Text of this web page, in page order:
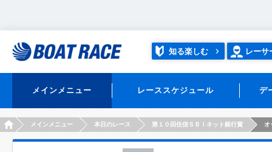
知る楽しむ レーサ
メインメニュー レーススケジュール デ
HOMEメインメニュー 本日のレース 第１０回住信ＳＢＩネット銀行賞 オ